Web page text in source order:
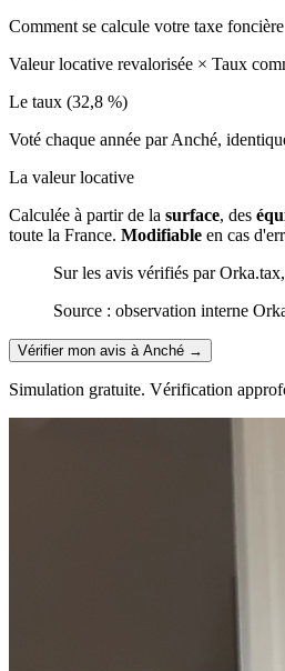
Comment se calcule votre taxe foncière
Valeur locative revalorisée × Taux
Le taux (32,8 %)
Voté chaque année par Anché,
La valeur locative
Calculée à partir de la surface, des
toute la France. Modifiable en cas
Sur les avis vérifiés par Orka.tax,
Source : observation interne
Vérifier mon avis à Anché →
Simulation gratuite. Vérification